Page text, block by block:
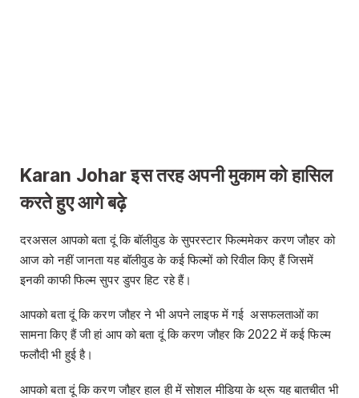
Karan Johar इस तरह अपनी मुकाम को हासिल
करते हुए आगे बढ़े
दरअसल आपको बता दूं कि बॉलीवुड के सुपरस्टार फिल्ममेकर करण जौहर को
आज को नहीं जानता यह बॉलीवुड के कई फिल्मों को रिवील किए हैं जिसमें
इनकी काफी फिल्म सुपर डुपर हिट रहे हैं।
आपको बता दूं कि करण जौहर ने भी अपने लाइफ में गई असफलताओं का
सामना किए हैं जी हां आप को बता दूं कि करण जौहर कि 2022 में कई फिल्म
फलौदी भी हुई है।
आपको बता दूं कि करण जौहर हाल ही में सोशल मीडिया के थ्रू यह बातचीत भी